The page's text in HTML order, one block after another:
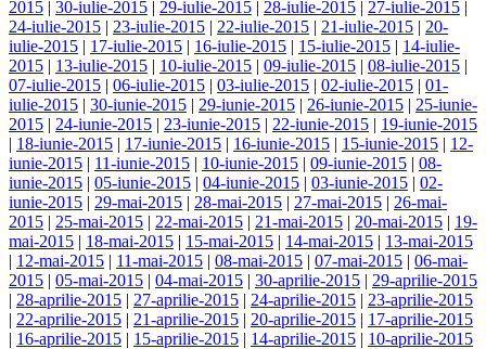
2015 | 30-iulie-2015 | 29-iulie-2015 | 28-iulie-2015 | 27-iulie-2015 |
24-iulie-2015 | 23-iulie-2015 | 22-iulie-2015 | 21-iulie-2015 | 20-
iulie-2015 | 17-iulie-2015 | 16-iulie-2015 | 15-iulie-2015 | 14-iulie-
2015 | 13-iulie-2015 | 10-iulie-2015 | 09-iulie-2015 | 08-iulie-2015 |
07-iulie-2015 | 06-iulie-2015 | 03-iulie-2015 | 02-iulie-2015 | 01-
iulie-2015 | 30-iunie-2015 | 29-iunie-2015 | 26-iunie-2015 | 25-iunie-
2015 | 24-iunie-2015 | 23-iunie-2015 | 22-iunie-2015 | 19-iunie-2015
| 18-iunie-2015 | 17-iunie-2015 | 16-iunie-2015 | 15-iunie-2015 | 12-
iunie-2015 | 11-iunie-2015 | 10-iunie-2015 | 09-iunie-2015 | 08-
iunie-2015 | 05-iunie-2015 | 04-iunie-2015 | 03-iunie-2015 | 02-
iunie-2015 | 29-mai-2015 | 28-mai-2015 | 27-mai-2015 | 26-mai-
2015 | 25-mai-2015 | 22-mai-2015 | 21-mai-2015 | 20-mai-2015 | 19-
mai-2015 | 18-mai-2015 | 15-mai-2015 | 14-mai-2015 | 13-mai-2015
| 12-mai-2015 | 11-mai-2015 | 08-mai-2015 | 07-mai-2015 | 06-mai-
2015 | 05-mai-2015 | 04-mai-2015 | 30-aprilie-2015 | 29-aprilie-2015
| 28-aprilie-2015 | 27-aprilie-2015 | 24-aprilie-2015 | 23-aprilie-2015
| 22-aprilie-2015 | 21-aprilie-2015 | 20-aprilie-2015 | 17-aprilie-2015
| 16-aprilie-2015 | 15-aprilie-2015 | 14-aprilie-2015 | 10-aprilie-2015